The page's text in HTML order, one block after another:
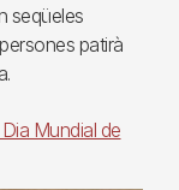
seqüeles
patirà
Mundial de